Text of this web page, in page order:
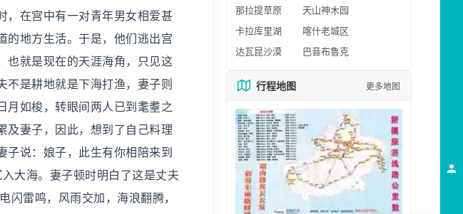
，在宫中有一对青年男女相爱甚
的地方生活。于是，他们逃出宫
也就是现在的天涯海角，只见这
不是耕地就是下海打渔，妻子则
月如梭，转眼间两人已到耄耋之
及妻子，因此，想到了自己料理
子说：娘子，此生有你相陪来到
大海。妻子顿时明白了这是丈夫
闪雷鸣，风雨交加，海浪翻腾，
那拉提草原
天山神木园
卡拉库里湖
喀什老城区
达瓦昆沙漠
巴音布鲁克
行程地图 更多地图